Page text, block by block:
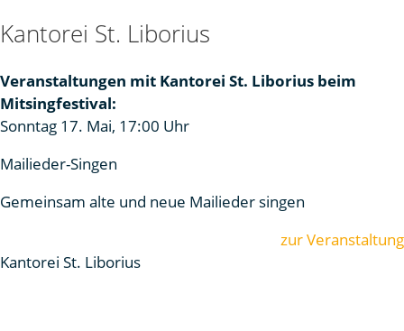
Kantorei St. Liborius
Veranstaltungen mit Kantorei St. Liborius beim
Mitsingfestival:
Sonntag 17. Mai, 17:00 Uhr
Mailieder-Singen
Gemeinsam alte und neue Mailieder singen
zur Veranstaltung
Kantorei St. Liborius